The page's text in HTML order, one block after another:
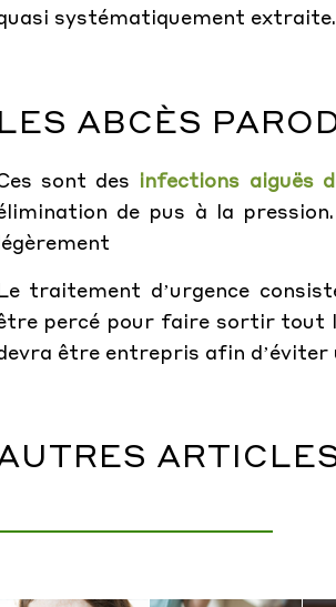
systématiquement extraite.
LES ABCÈS
sont des infections aiguës
de pus à la
traitement d’urgence
percé pour faire sortir tout
être entrepris afin d’éviter